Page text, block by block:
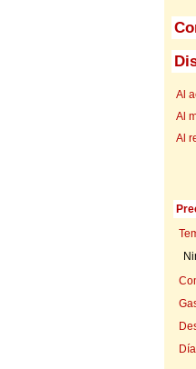
Al
Al
Al